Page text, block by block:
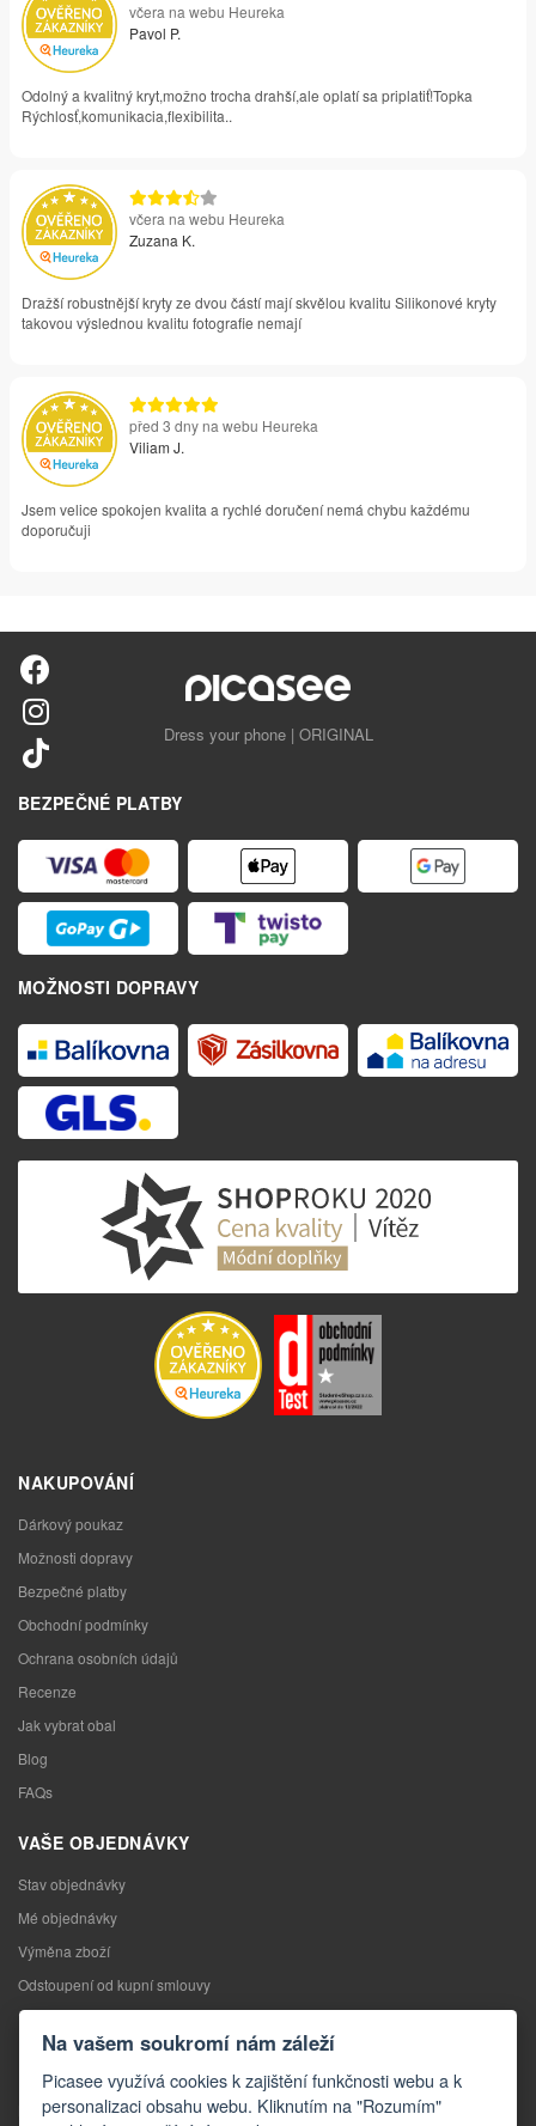
včera na webu Heureka
Pavol P.
Odolný a kvalitný kryt,možno trocha drahší,ale oplatí sa priplatiť!Topka
Rýchlosť,komunikacia,flexibilita..
včera na webu Heureka
Zuzana K.
Dražší robustnější kryty ze dvou částí mají skvělou kvalitu Silikonové kryty
takovou výslednou kvalitu fotografie nemají
před 3 dny na webu Heureka
Viliam J.
Jsem velice spokojen kvalita a rychlé doručení nemá chybu každému
doporučuji
Dress your phone | ORIGINAL
BEZPEČNÉ PLATBY
MOŽNOSTI DOPRAVY
NAKUPOVÁNÍ
Dárkový poukaz
Možnosti dopravy
Bezpečné platby
Obchodní podmínky
Ochrana osobních údajů
Recenze
Jak vybrat obal
Blog
FAQs
VAŠE OBJEDNÁVKY
Stav objednávky
Mé objednávky
Výměna zboží
Odstoupení od kupní smlouvy
Reklamace
Kontakty
Na vašem soukromí nám záleží
Picasee využívá cookies k zajištění funkčnosti webu a k
personalizaci obsahu webu. Kliknutím na "Rozumím"